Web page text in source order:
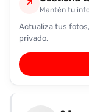
Favoritos
Pronto
podrás
registrarte
↗
Mantén tu
Actualiza tus
privado.